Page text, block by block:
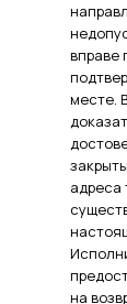
вправе
месте.
адреса
на